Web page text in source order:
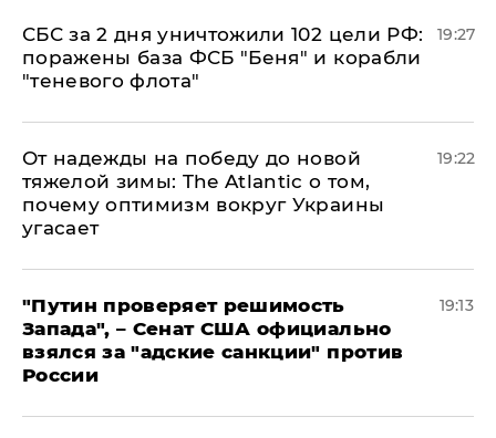
СБС за 2 дня уничтожили 102 цели РФ:
поражены база ФСБ "Беня" и корабли
"теневого флота"
19:27
От надежды на победу до новой
тяжелой зимы: The Atlantic о том,
почему оптимизм вокруг Украины
угасает
19:22
"Путин проверяет решимость
Запада", – Сенат США официально
взялся за "адские санкции" против
России
19:13